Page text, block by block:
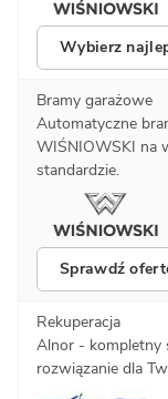
Wybierz
Bramy garażowe
Automatyczne
WIŚNIOWSKI na
standardzie.
Sprawdź
Rekuperacja
Alnor - kompletny
rozwiązanie dla